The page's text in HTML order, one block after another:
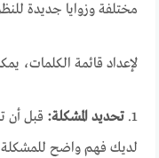
مختلفة وزوايا جديدة
لإعداد قائمة الكلمات،
1. تحديد المشكلة: قبل أن
لديك فهم واضح